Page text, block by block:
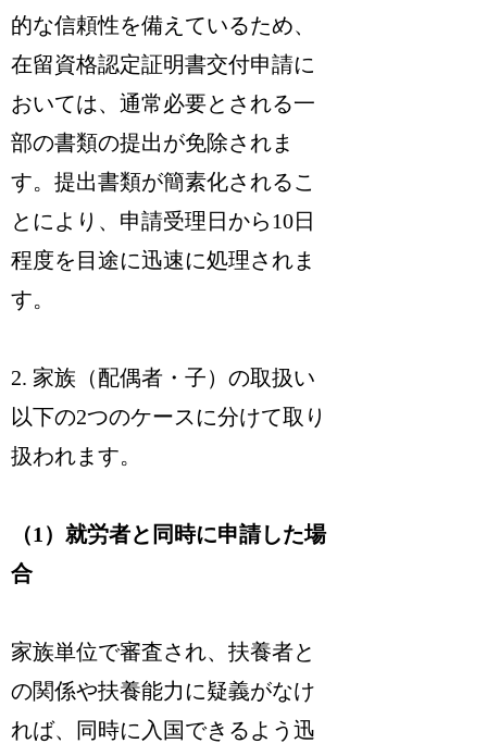
的な信頼性を備えているため、
在留資格認定証明書交付申請に
おいては、通常必要とされる一
部の書類の提出が免除されま
す。提出書類が簡素化されるこ
とにより、申請受理日から10日
程度を目途に迅速に処理されま
す。
2. 家族（配偶者・子）の取扱い
以下の2つのケースに分けて取り
扱われます。
（1）就労者と同時に申請した場
合
家族単位で審査され、扶養者と
の関係や扶養能力に疑義がなけ
れば、同時に入国できるよう迅